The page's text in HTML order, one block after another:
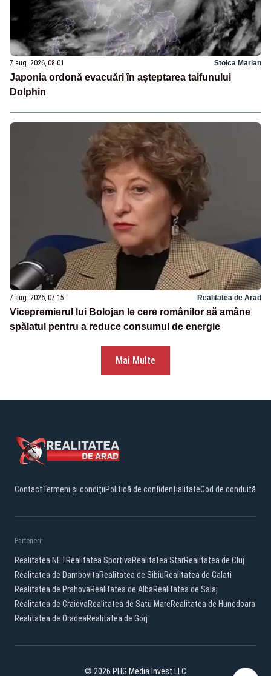
7 aug. 2026, 08:01 Stoica Marian
Japonia ordonă evacuări în așteptarea taifunului
Dolphin
7 aug. 2026, 07:15 Realitatea de Arad
Vicepremierul lui Bolojan le cere românilor să amâne
spălatul pentru a reduce consumul de energie
Mai Multe
ContactTermeni și condițiiPolitică de confidențialitateCod de conduită
Parteneri:
Realitatea.NETRealitatea SportivaRealitatea StarRealitatea de Cluj
Realitatea de DambovitaRealitatea de SibiuRealitatea de Galati
Realitatea de PrahovaRealitatea de AlbaRealitatea de Salaj
Realitatea de CraiovaRealitatea de Satu MareRealitatea de Hunedoara
Realitatea de OradeaRealitatea de Gorj
© 2026 PHG Media Invest LLC